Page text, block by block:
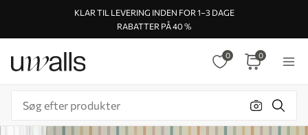
KLAR TIL LEVERING INDEN FOR 1–3 DAGE
RABATTER PÅ 40 %
0 0